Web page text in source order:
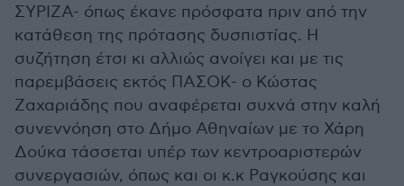
ΣΥΡΙΖΑ- όπως έκανε πρόσφατα πριν από την
κατάθεση της πρότασης δυσπιστίας. Η
συζήτηση έτσι κι αλλιώς ανοίγει και με τις
παρεμβάσεις εκτός ΠΑΣΟΚ- ο Κώστας
Ζαχαριάδης που αναφέρεται συχνά στην καλή
συνεννόηση στο Δήμο Αθηναίων με το Χάρη
Δούκα τάσσεται υπέρ των κεντροαριστερών
συνεργασιών, όπως και οι κ.κ Ραγκούσης και